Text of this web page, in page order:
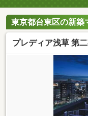
東京都台東区の新築
プレディア浅草 第